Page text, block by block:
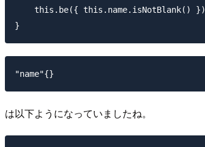
    this.be({ this.name.isNotBlank() })
"name"{}
は以下ようになっていましたね。